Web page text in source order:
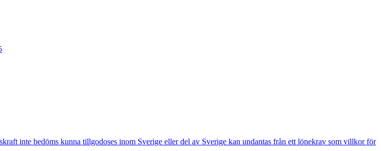
inte bedöms kunna tillgodoses inom Sverige eller del av Sverige kan undantas från ett lönekrav som villkor för